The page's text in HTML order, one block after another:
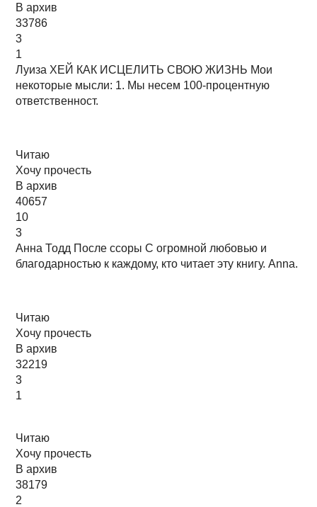
В архив
33786
3
1
Луиза ХЕЙ КАК ИСЦЕЛИТЬ СВОЮ ЖИЗНЬ Мои
некоторые мысли: 1. Мы несем 100-процентную
ответственност.
Читаю
Хочу прочесть
В архив
40657
10
3
Анна Тодд После ссоры С огромной любовью и
благодарностью к каждому, кто читает эту книгу. Anna.
Читаю
Хочу прочесть
В архив
32219
3
1
Читаю
Хочу прочесть
В архив
38179
2